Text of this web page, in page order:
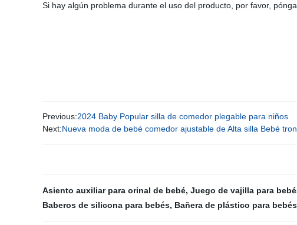
Si hay algún problema durante el uso del producto, por favor,
Previous:2024 Baby Popular silla de comedor plegable para niños
Next:Nueva moda de bebé comedor ajustable de Alta silla Bebé
Asiento auxiliar para orinal de bebé, Juego de vajilla para
Baberos de silicona para bebés, Bañera de plástico para bebés